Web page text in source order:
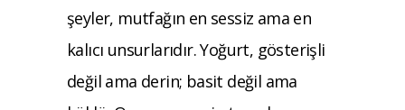
şeyler, mutfağın en sessiz ama en
kalıcı unsurlarıdır. Yoğurt, gösterişli
değil ama derin; basit değil ama